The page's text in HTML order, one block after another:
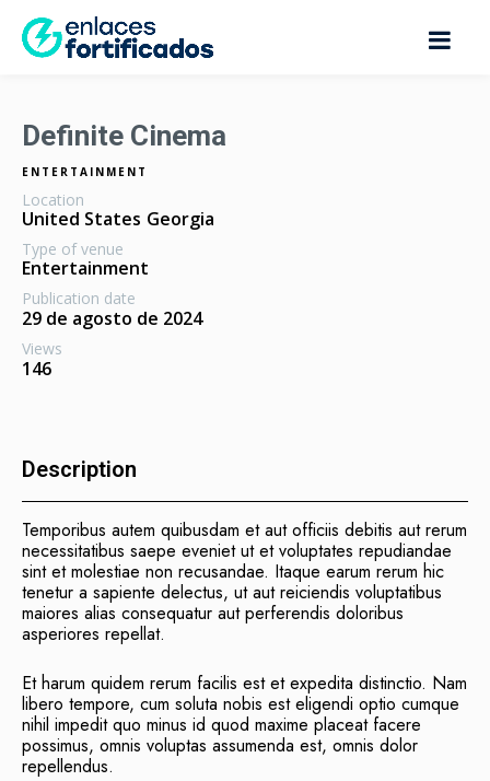
Definite Cinema
ENTERTAINMENT
Location
United States Georgia
Type of venue
Entertainment
Publication date
29 de agosto de 2024
Views
146
Description
Temporibus autem quibusdam et aut officiis debitis aut rerum
necessitatibus saepe eveniet ut et voluptates repudiandae
sint et molestiae non recusandae. Itaque earum rerum hic
tenetur a sapiente delectus, ut aut reiciendis voluptatibus
maiores alias consequatur aut perferendis doloribus
asperiores repellat.
Et harum quidem rerum facilis est et expedita distinctio. Nam
libero tempore, cum soluta nobis est eligendi optio cumque
nihil impedit quo minus id quod maxime placeat facere
possimus, omnis voluptas assumenda est, omnis dolor
repellendus.